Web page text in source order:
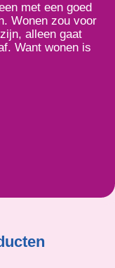
met een goed
Wonen zou voor
alleen gaat
Want wonen is